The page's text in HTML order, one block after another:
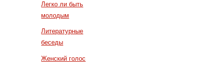
Легко ли быть
молодым
Литературные
беседы
Женский голос